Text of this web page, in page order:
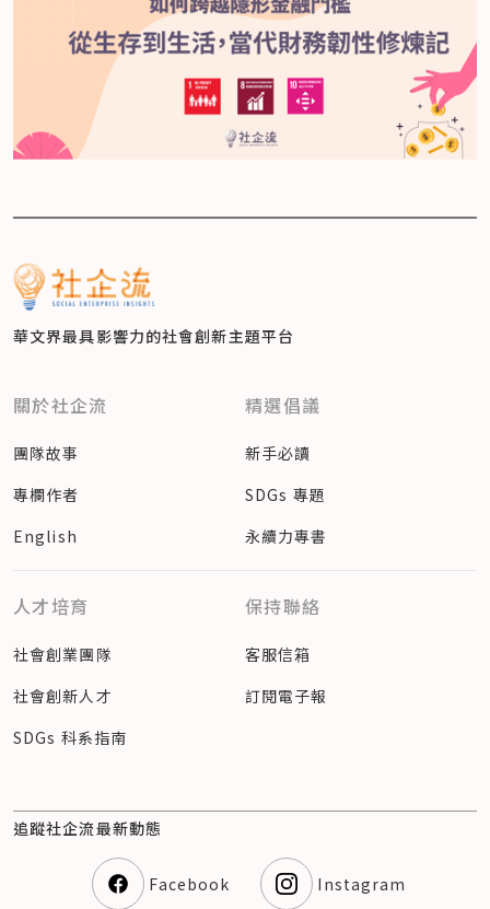
華文界最具影響力的社會創新主題平台
關於社企流
團隊故事
專欄作者
English
精選倡議
新手必讀
SDGs 專題
永續力專書
人才培育
社會創業團隊
社會創新人才
SDGs 科系指南
保持聯絡
客服信箱
訂閱電子報
追蹤社企流最新動態
Facebook Instagram